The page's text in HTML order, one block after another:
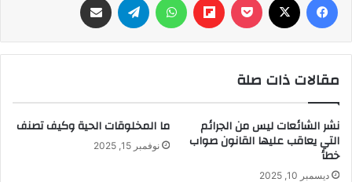
مقالات ذات صلة
نشر الشائعات ليس من الجرائم
التي يعاقب عليها القانون صواب
خطأ
ديسمبر 10, 2025
ما المخلوقات الحية وكيف تصنف
نوفمبر 15, 2025